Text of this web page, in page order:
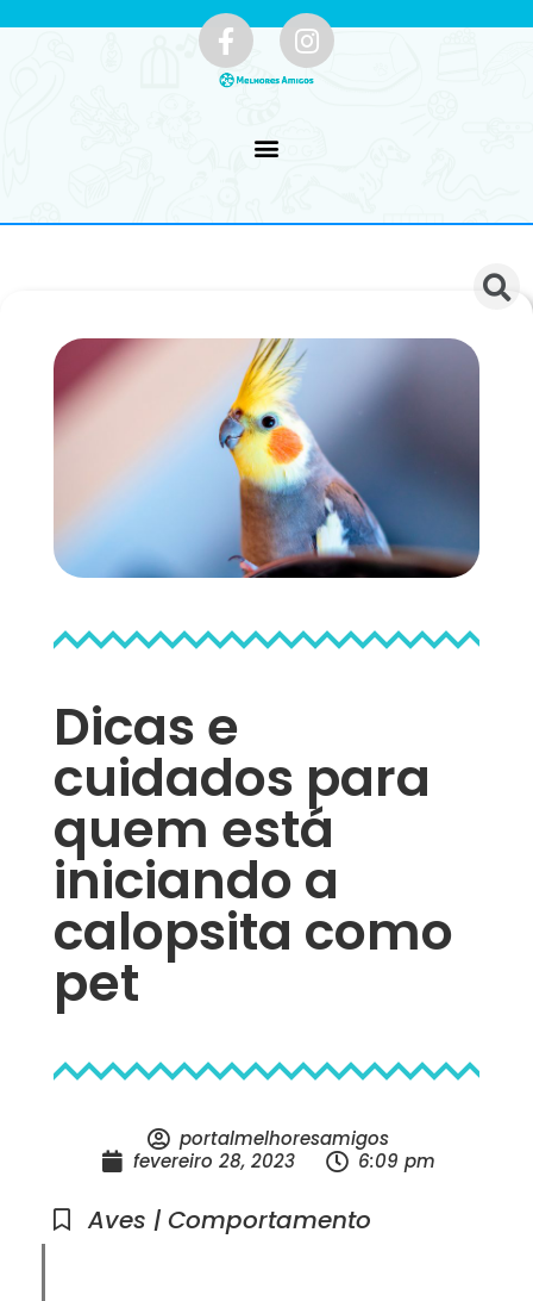
Dicas e
cuidados para
quem está
iniciando a
calopsita como
pet
portalmelhoresamigos
fevereiro 28, 2023
6:09 pm
Aves | Comportamento